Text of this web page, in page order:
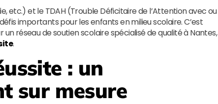
etc.) et le TDAH (Trouble Déficitaire de l’Attention avec ou
importants pour les enfants en milieu scolaire. C’est
réseau de soutien scolaire spécialisé de qualité à Nantes,
.
: un
sur mesure